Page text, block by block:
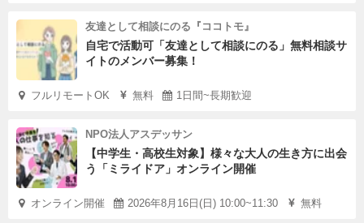
友達として相談にのる『ココトモ』
自宅で活動可「友達として相談にのる」無料相談サ
イトのメンバー募集！
フルリモートOK 無料 1日間~長期歓迎
NPO法人アスデッサン
【中学生・高校生対象】様々な大人の生き方に出会
う「ミライドア」オンライン開催
オンライン開催 2026年8月16日(日) 10:00~11:30 無料